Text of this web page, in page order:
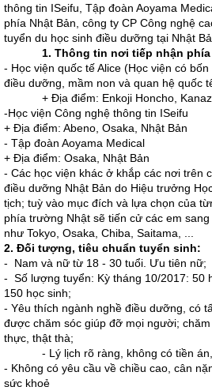
thông tin ISeifu, Tập đoàn Aoyama
phía Nhật Bản, công ty CP Công nghệ
tuyển du học sinh điều dưỡng tại Nhật
1. Thông tin nơi tiếp nhận phía
- Học viện quốc tế Alice (Học viện có
điều dưỡng, mầm non và quan hệ quốc
+ Địa điểm: Enkoji Honcho,
-Học viện Công nghệ thông tin ISeifu
+ Địa điểm: Abeno, Osaka, Nhật Bản
- Tập đoàn Aoyama Medical
+ Địa điểm: Osaka, Nhật Bản
- Các học viện khác ở khắp các nơi trên
điều dưỡng Nhật Bản do Hiệu trưởng
tịch; tuỳ vào mục đích và lựa chọn của
phía trường Nhật sẽ tiến cử các em
như Tokyo, Osaka, Chiba, Saitama, ...
2. Đối tượng, tiêu chuẩn tuyển sinh:
- Nam và nữ từ 18 - 30 tuổi. Ưu tiên nữ;
- Số lượng tuyển: Kỳ tháng 10/2017: 50
150 học sinh;
- Yêu thích ngành nghề điều dưỡng, có
được chăm sóc giúp đỡ mọi người;
thực, thật thà;
- Lý lịch rõ ràng, không có tiền án,
- Không có yêu cầu về chiều cao, cân
sức khoẻ